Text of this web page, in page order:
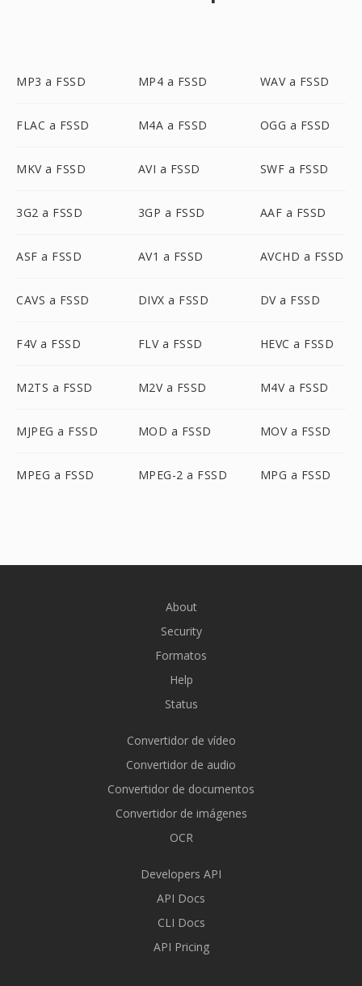
MP3 a FSSD MP4 a FSSD WAV a FSSD
FLAC a FSSD M4A a FSSD OGG a FSSD
MKV a FSSD AVI a FSSD SWF a FSSD
3G2 a FSSD 3GP a FSSD AAF a FSSD
ASF a FSSD AV1 a FSSD AVCHD a FSSD
CAVS a FSSD DIVX a FSSD DV a FSSD
F4V a FSSD FLV a FSSD HEVC a FSSD
M2TS a FSSD M2V a FSSD M4V a FSSD
MJPEG a FSSD MOD a FSSD MOV a FSSD
MPEG a FSSD MPEG-2 a FSSD MPG a FSSD
About
Security
Formatos
Help
Status
Convertidor de vídeo
Convertidor de audio
Convertidor de documentos
Convertidor de imágenes
OCR
Developers API
API Docs
CLI Docs
API Pricing